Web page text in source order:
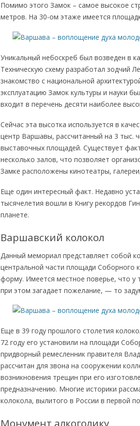
Помимо этого Замок – самое высокое
метров. На 30-ом этаже имеется
Уникальный небоскреб был возведен в
Техническую схему разработал зодчий
знакомство с национальной
эксплуатацию Замок культуры и науки
входит в перечень десяти наиболее
Сейчас эта высотка используется в
центр Варшавы, рассчитанный на 3 тыс.
выставочных площадей. Существует
несколько залов, что позволяет
Замке расположены кинотеатры,
Еще один интересный факт. Недавно
тысячелетия вошли в Книгу рекордов
планете.
Варшавский колокол
Данный мемориал представляет собой
центральной части площади Соборного
форму. Имеется местное поверье, что у
при этом загадает пожелание, — то
Еще в 39 году прошлого столетия
72 году его установили на площади
придворный ремесленник правителя
рассчитан для звона на сооружении
возникновения трещин при его
предназначению. Многие историки
колокола, вылитого в России в первой
Монумент алкоголику